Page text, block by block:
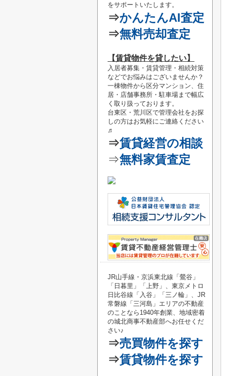
をサポートいたします。
⇒かんたんAI査定
⇒無料売却査定
【賃貸物件を貸したい】
入居者募集・賃貸管理・相続対策
などでお悩みはございませんか？
一棟物件から区分マンション、住
居・店舗事務所・駐車場まで幅広
く取り扱っております。
台東区・荒川区で管理会社をお探
しの方はお気軽にご連絡 ください
♬
⇒賃貸経営の相談
⇒無料家賃査定
JR山手線・京浜東北線「鶯谷 」
「 日暮里 」「 上野 」、東京メトロ
日比谷線「 入谷 」「 三ノ輪 」、JR
常磐線「 三河島 」エリアの不動産
のことなら1940年創業、地域密着
の城北商事不動産部へお任せくだ
さい♪
⇒売買物件を探す
⇒賃貸物件を探す